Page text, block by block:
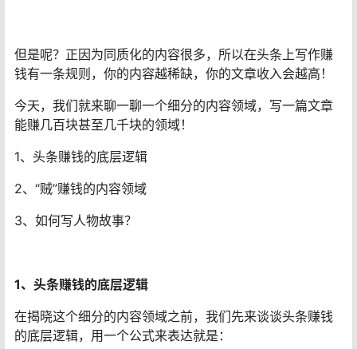
但是呢？正因为同质化的内容很多，所以在头条上写作赚
钱有一条规则，你的内容越稀缺，你的文章收入会越高！
今天，我们就来聊一聊一个细分的内容领域，写一篇文章
能赚几百块甚至几千块的领域！
1、头条赚钱的底层逻辑
2、“贼”赚钱的内容领域
3、如何写人物故事？
1、头条赚钱的底层逻辑
在揭晓这个细分的内容领域之前，我们先来谈谈头条赚钱
的底层逻辑，用一个公式来表达就是：